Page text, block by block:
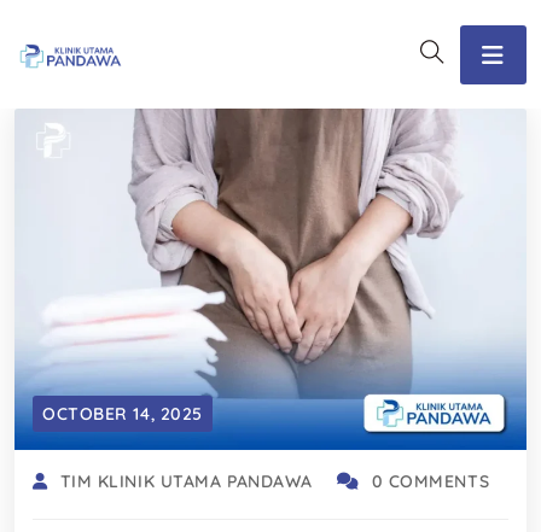
OCTOBER 14, 2025
TIM KLINIK UTAMA PANDAWA 0 COMMENTS